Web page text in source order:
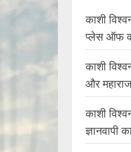
काशी
प्लेस ऑफ
काशी
और
काशी
ज्ञानवापी